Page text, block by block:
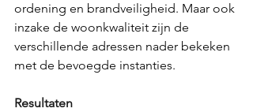
ordening en brandveiligheid. Maar ook
inzake de woonkwaliteit zijn de
verschillende adressen nader bekeken
met de bevoegde instanties.
Resultaten